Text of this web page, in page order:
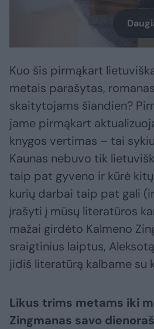
Kuo šis pirmąkart
metais parašytas,
skaitytojams šiandien?
jame pirmąkart
knygos vertimas – tai
Kaunas nebuvo tik
taip pat gyveno ir kūrė
kurių darbai taip pat gali
įrašyti į mūsų literatūros
mažai girdėto Kalmeno
sraigtinius laiptus,
jidiš literatūrą kalbame su
Likus trims metams iki
Zingmanas savo